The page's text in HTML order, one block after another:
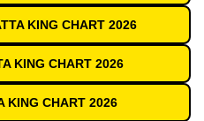
KING CHART 2026
KING CHART 2026
KING CHART 2026